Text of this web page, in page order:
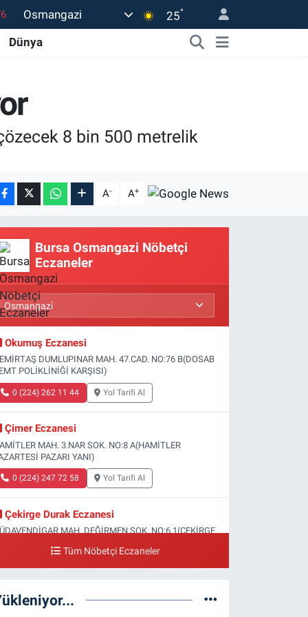
Osmangazi 25°
Dünya
8 bin 500 metrelik
A- A+
Bursa Osmangazi Nöbetçi
Eczaneler
Okumuş Eczanesi
DUMLUPINAR MAH. 47.CAD. NO:76 B(DOSAB
POLİKLİNİĞİ KARŞISI)
0 (224) 262 11 44 Yol Tarifi Al
Çimer Eczanesi
MAH. 3.NAR SOK. NO:8 A(HAMİTLER
PAZARI YANI)
0 (224) 247 72 58 Yol Tarifi Al
Çekirge Durak Eczanesi
MAH. DEĞİRMEN SOK. NO:6 1(ÇEKİRGE
Engin Eczanesi
Tüm Nöbetçi Eczaneler